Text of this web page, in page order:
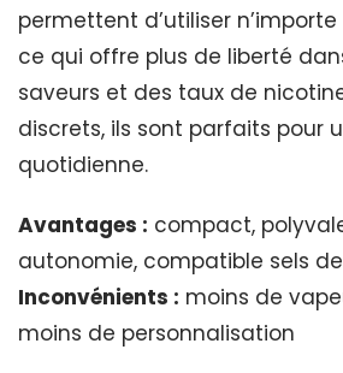
permettent d’utiliser
ce qui offre plus de liberté
saveurs et des taux de
discrets, ils sont parfaits pour
quotidienne.
Avantages : compact,
autonomie, compatible sels
Inconvénients : moins de
moins de personnalisation